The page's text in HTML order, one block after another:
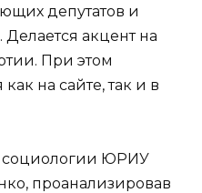
депутатов и
акцент на
При этом
на сайте, так и в
ЮРИУ
проанализировав